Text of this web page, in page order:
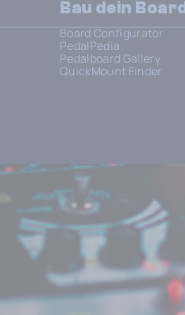
Bau dein Board
Board Configurator
PedalPedia
Pedalboard Gallery
QuickMount Finder